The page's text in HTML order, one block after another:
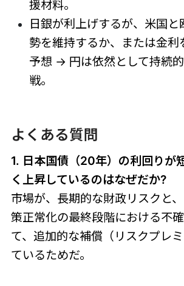
援材料。
日銀が利上げするが、米国
勢を維持するか、または金利
予想 → 円は依然として持続
戦。
よくある質問
1. 日本国債（20年） の利回りが
く上昇しているのはなぜだか?
市場が、長期的な財政リスクと
策正常化の最終段階における不
て、追加的な補償（リスクプレ
ているためだ。